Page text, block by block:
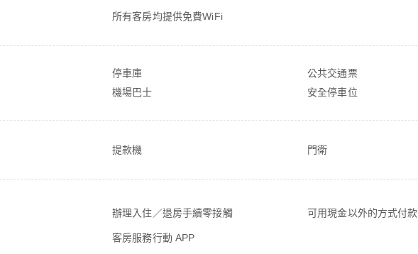
所有客房均提供免費WiFi
停車庫 公共交通票
機場巴士
安全停車位
提款機 門衛
辦理入住／退房手續零接觸 可用現金以外的方式付款
客房服務行動 APP